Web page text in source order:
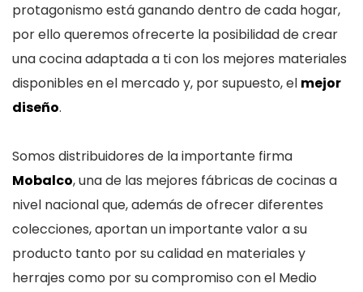
protagonismo está ganando dentro de cada hogar,
por ello queremos ofrecerte la posibilidad de crear
una cocina adaptada a ti con los mejores materiales
disponibles en el mercado y, por supuesto, el mejor
diseño.
Somos distribuidores de la importante firma
Mobalco, una de las mejores fábricas de cocinas a
nivel nacional que, además de ofrecer diferentes
colecciones, aportan un importante valor a su
producto tanto por su calidad en materiales y
herrajes como por su compromiso con el Medio